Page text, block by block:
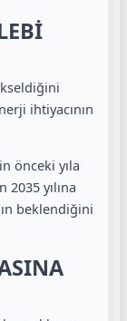
ihtiyacının
önceki yıla
yılına
beklendiğini